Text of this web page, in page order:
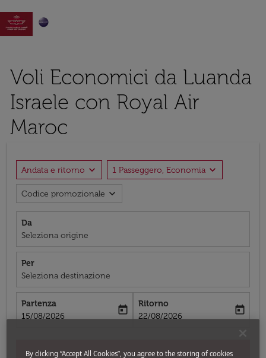

Voli Economici da Luanda
Israele con Royal Air
Maroc
Andata e ritorno expand_more 1 Passeggero, Economia expand_more
Codice promozionale expand_more
Da
Seleziona origine
Per
Seleziona destinazione
Partenza
fc-booking-departure-date-aria-label
15/08/2026
today
Ritorno
fc-booking-return-date-aria-label
22/08/2026
today
By clicking “Accept All Cookies”, you agree to the storing of cookies